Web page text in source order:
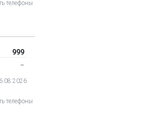
телефоны
999
‒
телефоны